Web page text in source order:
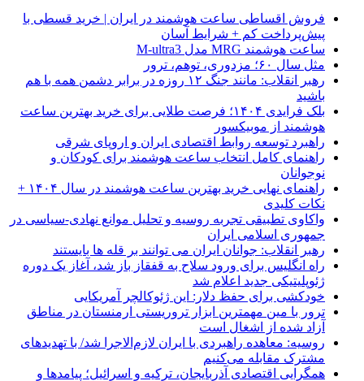
فروش اقساطی ساعت هوشمند در ایران | خرید قسطی با
پیش‌پرداخت کم + شرایط آسان
ساعت هوشمند MRG مدل M-ultra3
مثل سال ۶۰؛ مزدوری، توهم، ترور
رهبر انقلاب: مانند جنگ ۱۲ روزه در برابر دشمن همه با هم
باشید
بلک فرایدی ۱۴۰۴؛ فرصت طلایی برای خرید بهترین ساعت
هوشمند از موبیکسور
راهبرد توسعه روابط اقتصادی ایران و اروپای شرقی
راهنمای کامل انتخاب ساعت هوشمند برای کودکان و
نوجوانان
راهنمای نهایی خرید بهترین ساعت هوشمند در سال ۱۴۰۴ +
نکات کلیدی
واکاوی تطبیقی تجربه روسیه و تحلیل موانع نهادی-سیاسی در
جمهوری اسلامی ایران
رهبر انقلاب: جوانان ایران می توانند بر قله ها بایستند
راه انگلیس برای ورود سلاح به قفقاز باز شد، آغاز یک دوره
ژئوپلیتیکی جدید اعلام شد
خودکشی برای حفظ دلار: این ژئوکالچر آمریکایی
ترور با مین مهمترین ابزار تروریستی ارمنستان در مناطق
آزاد شده از اشغال است
روسیه: معاهده راهبردی با ایران لازم‌الاجرا شد/ با تهدیدهای
مشترک مقابله می‌کنیم
همگرایی اقتصادی آذربایجان، ترکیه و اسرائیل؛ پیامدها و